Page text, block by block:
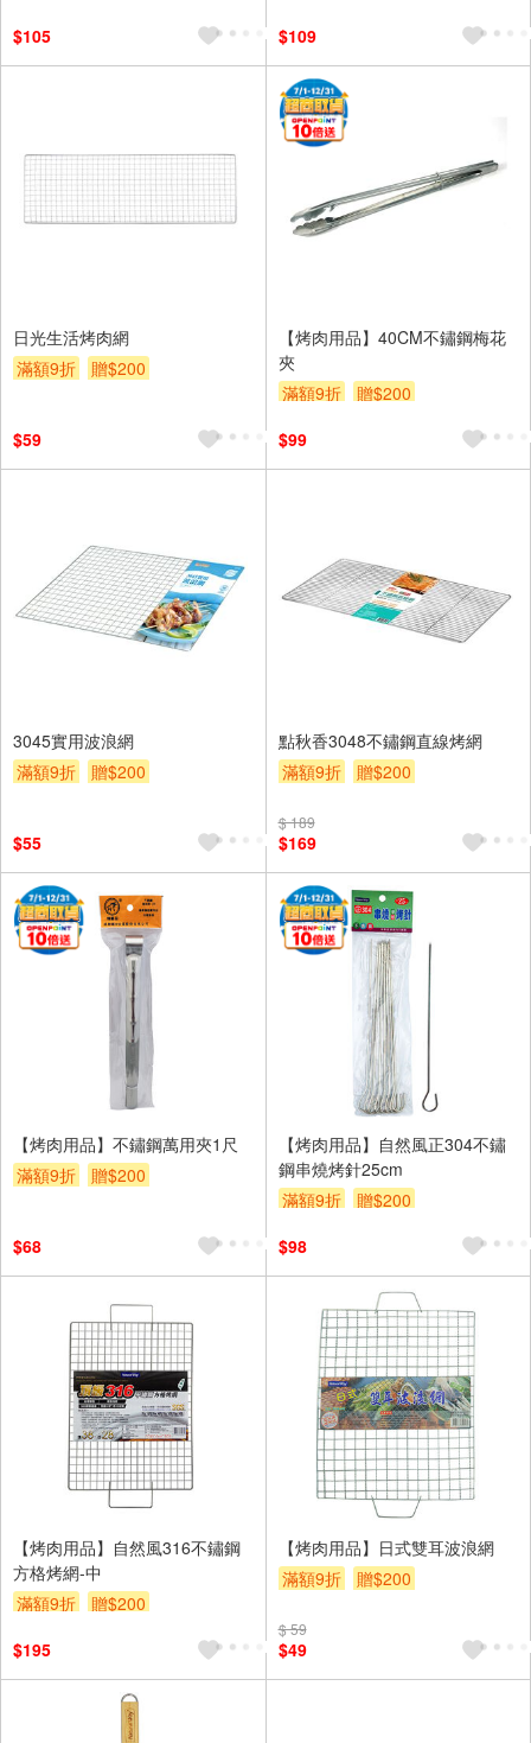
$105
$109
日光生活烤肉網
滿額9折
贈$200
$59
【烤肉用品】40CM不鏽鋼梅花
夾
滿額9折
贈$200
$99
3045實用波浪網
滿額9折
贈$200
$55
點秋香3048不鏽鋼直線烤網
滿額9折
贈$200
$ 189
$169
【烤肉用品】不鏽鋼萬用夾1尺
滿額9折
贈$200
$68
【烤肉用品】自然風正304不鏽
鋼串燒烤針25cm
滿額9折
贈$200
$98
【烤肉用品】自然風316不鏽鋼
方格烤網-中
滿額9折
贈$200
$195
【烤肉用品】日式雙耳波浪網
滿額9折
贈$200
$ 59
$49